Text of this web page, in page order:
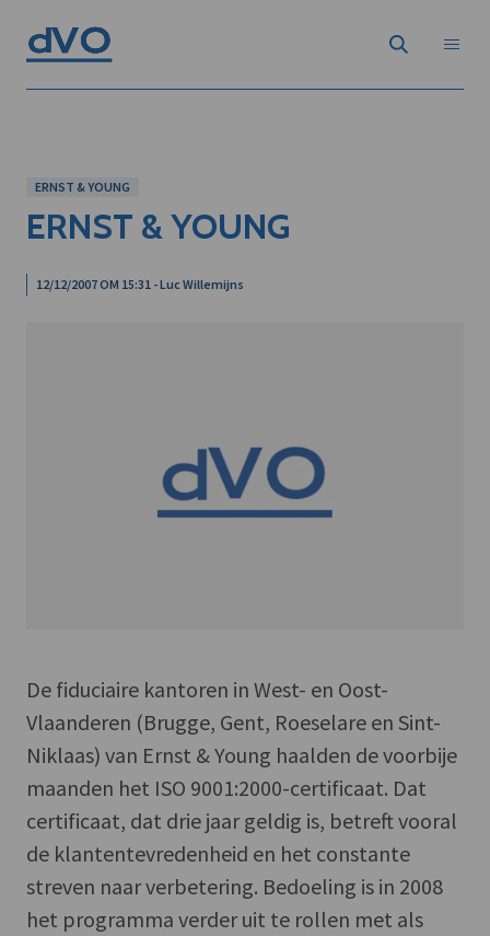
ERNST & YOUNG
ERNST & YOUNG
12/12/2007 OM 15:31 - Luc Willemijns
De fiduciaire kantoren in West- en Oost-
Vlaanderen (Brugge, Gent, Roeselare en Sint-
Niklaas) van Ernst & Young haalden de voorbije
maanden het ISO 9001:2000-certificaat. Dat
certificaat, dat drie jaar geldig is, betreft vooral
de klantentevredenheid en het constante
streven naar verbetering. Bedoeling is in 2008
het programma verder uit te rollen met als